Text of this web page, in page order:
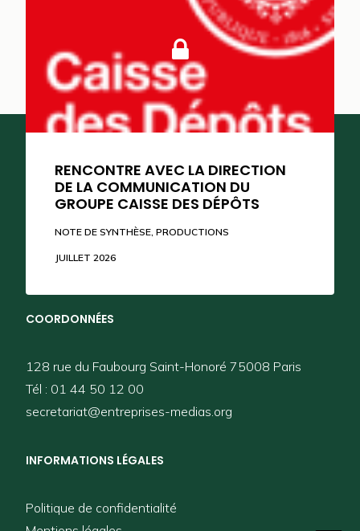
RENCONTRE AVEC LA DIRECTION
DE LA COMMUNICATION DU
GROUPE CAISSE DES DÉPÔTS
NOTE DE SYNTHÈSE, PRODUCTIONS
JUILLET 2026
COORDONNÉES
128 rue du Faubourg Saint-Honoré 75008 Paris
Tél : 01 44 50 12 00
secretariat@entreprises-medias.org
INFORMATIONS LÉGALES
Politique de confidentialité